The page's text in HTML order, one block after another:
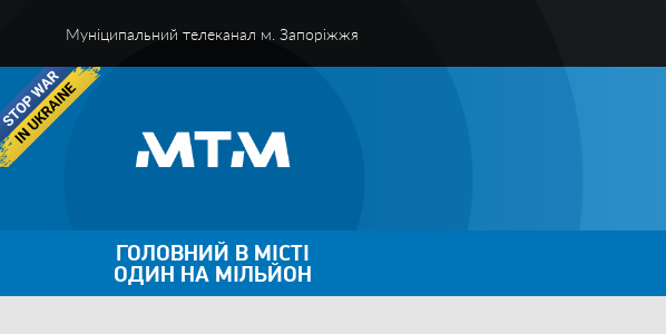
Муніципальний телеканал м. Запоріжжя
ГОЛОВНИЙ В МІСТІ
ОДИН НА МІЛЬЙОН